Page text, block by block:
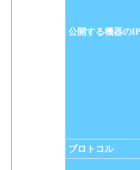
公開する機器の
プロトコル